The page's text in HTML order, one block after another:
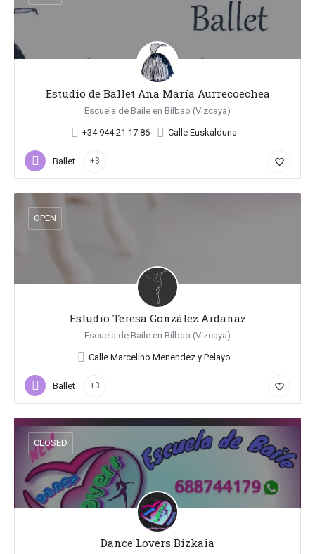
Estudio de Ballet Ana María Aurrecoechea
Escuela de Baile en Bilbao (Vizcaya)
+34 944 21 17 86 Calle Euskalduna
Ballet +3 favorite_border
Estudio Teresa González Ardanaz
Escuela de Baile en Bilbao (Vizcaya)
Calle Marcelino Menendez y Pelayo
OPEN
Ballet +3 favorite_border
Dance Lovers Bizkaia
CLOSED